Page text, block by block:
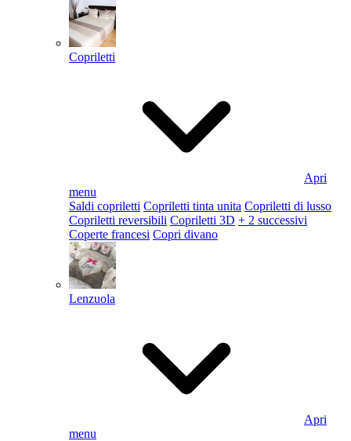
Copriletti
Apri
menu
Saldi copriletti Copriletti tinta unita Copriletti di lusso
Copriletti reversibili Copriletti 3D + 2 successivi
Coperte francesi Copri divano
Lenzuola
Apri
menu